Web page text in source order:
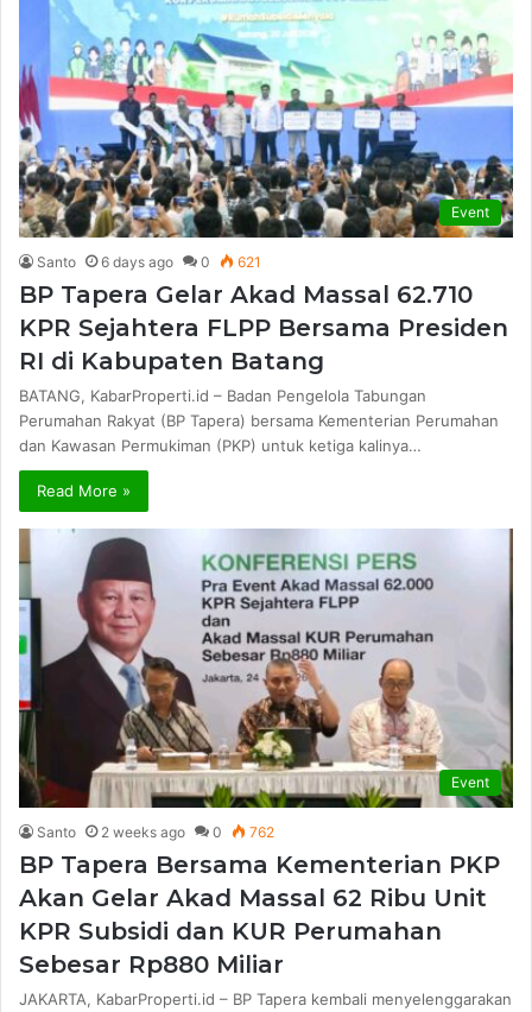
Event
Santo 6 days ago 0 621
BP Tapera Gelar Akad Massal 62.710
KPR Sejahtera FLPP Bersama Presiden
RI di Kabupaten Batang
BATANG, KabarProperti.id – Badan Pengelola Tabungan
Perumahan Rakyat (BP Tapera) bersama Kementerian Perumahan
dan Kawasan Permukiman (PKP) untuk ketiga kalinya…
Read More »
Event
Santo 2 weeks ago 0 762
BP Tapera Bersama Kementerian PKP
Akan Gelar Akad Massal 62 Ribu Unit
KPR Subsidi dan KUR Perumahan
Sebesar Rp880 Miliar
JAKARTA, KabarProperti.id – BP Tapera kembali menyelenggarakan